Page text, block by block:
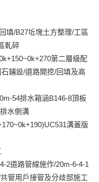
填/B27坵塊土方整理/工區
軋碎
第二層級配
鋪設/道路開挖/回填及高
54排水箱涵B146-8頂板
水側溝
溝蓋版
2道路管線施作/20m-6-4-1
管用戶接管及分歧部施工